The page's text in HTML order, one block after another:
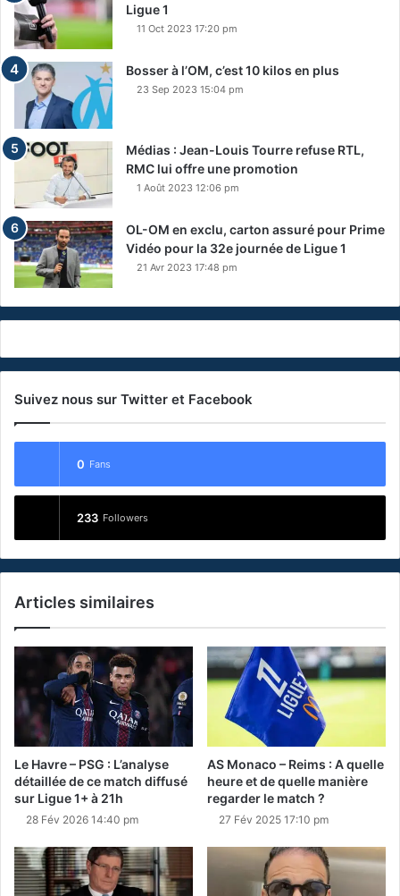
Ligue 1
11 Oct 2023 17:20 pm
Bosser à l’OM, c’est 10 kilos en plus
23 Sep 2023 15:04 pm
Médias : Jean-Louis Tourre refuse RTL,
RMC lui offre une promotion
1 Août 2023 12:06 pm
OL-OM en exclu, carton assuré pour Prime
Vidéo pour la 32e journée de Ligue 1
21 Avr 2023 17:48 pm
Suivez nous sur Twitter et Facebook
0 Fans
233 Followers
Articles similaires
Le Havre – PSG : L’analyse
détaillée de ce match diffusé
sur Ligue 1+ à 21h
28 Fév 2026 14:40 pm
AS Monaco – Reims : A quelle
heure et de quelle manière
regarder le match ?
27 Fév 2025 17:10 pm